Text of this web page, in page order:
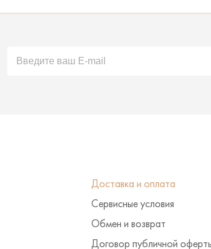
Доставка и оплата
Сервисные условия
Обмен и возврат
Договор публичной